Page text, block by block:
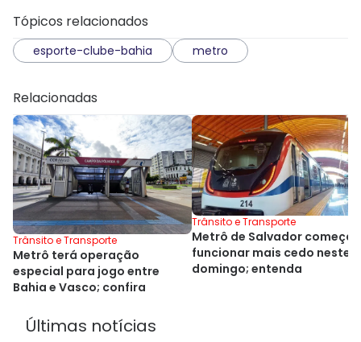
Tópicos relacionados
esporte-clube-bahia metro
Relacionadas
Trânsito e Transporte
Metrô terá operação
especial para jogo entre
Bahia e Vasco; confira
Trânsito e Transporte
Metrô de Salvador começa
funcionar mais cedo neste
domingo; entenda
Últimas notícias